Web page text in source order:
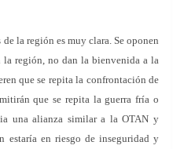
la región es muy clara. Se oponen
región, no dan la bienvenida a la
que se repita la confrontación de
que se repita la guerra fría o
una alianza similar a la OTAN y
estaría en riesgo de inseguridad y